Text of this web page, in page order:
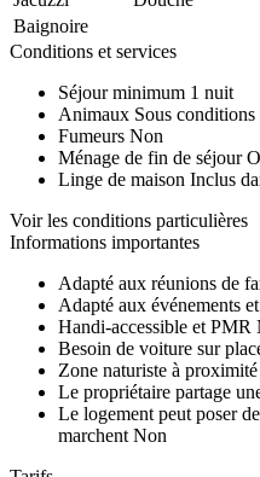
Baignoire
Conditions et services
Séjour minimum 1 nuit
Animaux Sous conditions
Fumeurs Non
Ménage de fin de séjour
Linge de maison Inclus
Voir les conditions particulières
Informations importantes
Adapté aux réunions de
Adapté aux événements
Handi-accessible et PMR
Besoin de voiture sur
Zone naturiste à proximité
Le propriétaire partage
Le logement peut poser
marchent Non